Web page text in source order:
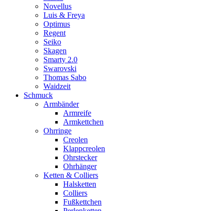
Novellus
Luis & Freya
Optimus
Regent
Seiko
Skagen
Smarty 2.0
Swarovski
Thomas Sabo
Waidzeit
Schmuck
Armbänder
Armreife
Armkettchen
Ohrringe
Creolen
Klappcreolen
Ohrstecker
Ohrhänger
Ketten & Colliers
Halsketten
Colliers
Fußkettchen